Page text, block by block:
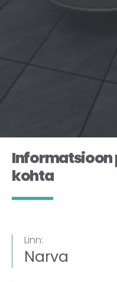
kohta
Linn:
Narva